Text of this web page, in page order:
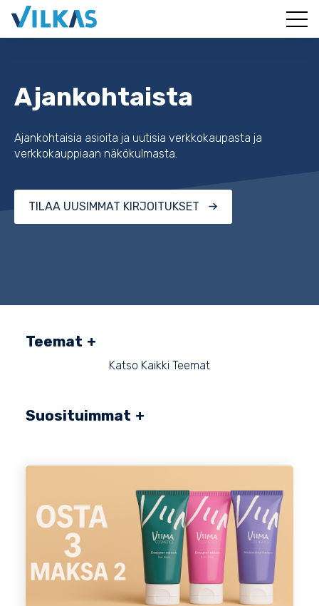
Ajankohtaista
Ajankohtaisia asioita ja uutisia verkkokaupasta ja
verkkokauppiaan näkökulmasta.
TILAA UUSIMMAT KIRJOITUKSET
Teemat
Katso Kaikki Teemat
Suosituimmat